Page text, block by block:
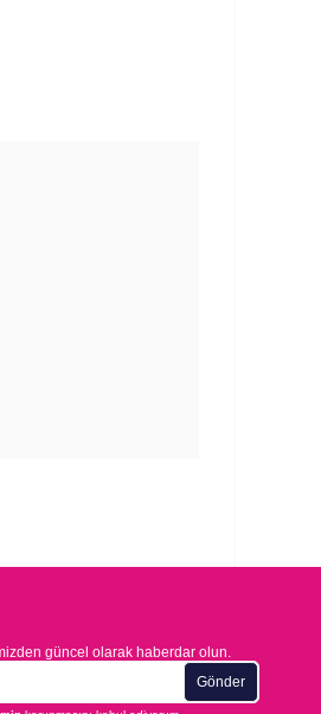
güncel olarak haberdar olun.
Gönder